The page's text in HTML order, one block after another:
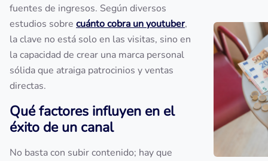
fuentes de ingresos. Según diversos
estudios sobre cuánto cobra un youtuber,
la clave no está solo en las visitas, sino en
la capacidad de crear una marca personal
sólida que atraiga patrocinios y ventas
directas.
Qué factores influyen en el
éxito de un canal
No basta con subir contenido; hay que